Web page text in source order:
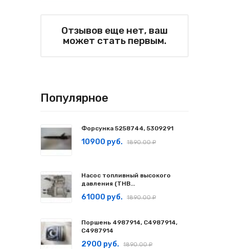
Отзывов еще нет, ваш
может стать первым.
Популярное
Форсунка 5258744, 5309291
10900 руб. 1890.00 ₽
Насос топливный высокого
давления (ТНВ...
61000 руб. 1890.00 ₽
Поршень 4987914, C4987914,
С4987914
2900 руб. 1890.00 ₽